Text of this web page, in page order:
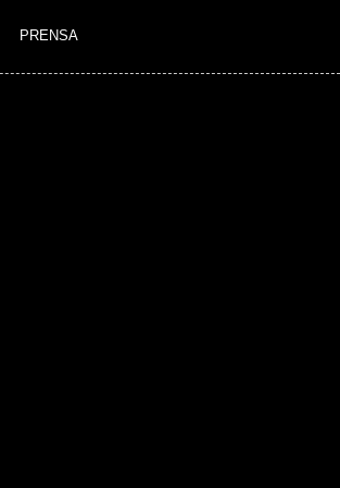
PRENSA